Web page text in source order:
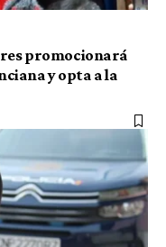
promocionará
y opta a la